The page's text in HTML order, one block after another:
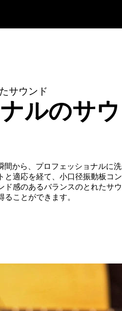
サウンド
ルのサウ
から、プロフェッショナルに洗
適応を経て、小口径振動板コン
感のあるバランスのとれたサウ
ことができます。